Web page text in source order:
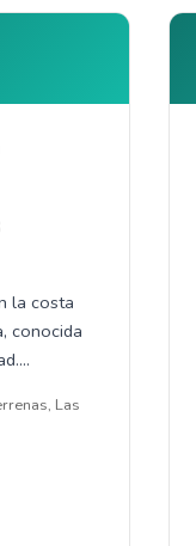
la costa
conocida
Las